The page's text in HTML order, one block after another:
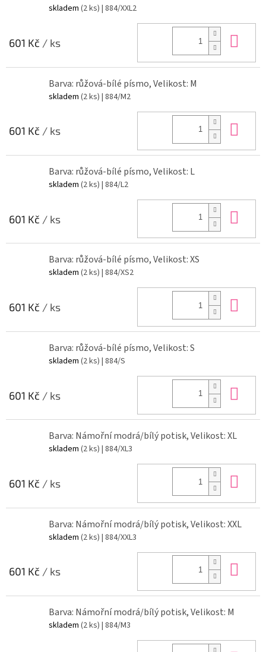
skladem (2 ks) | 884/XXL2
601 Kč / ks
Barva: růžová-bílé písmo, Velikost: M
skladem (2 ks) | 884/M2
601 Kč / ks
Barva: růžová-bílé písmo, Velikost: L
skladem (2 ks) | 884/L2
601 Kč / ks
Barva: růžová-bílé písmo, Velikost: XS
skladem (2 ks) | 884/XS2
601 Kč / ks
Barva: růžová-bílé písmo, Velikost: S
skladem (2 ks) | 884/S
601 Kč / ks
Barva: Námořní modrá/bílý potisk, Velikost: XL
skladem (2 ks) | 884/XL3
601 Kč / ks
Barva: Námořní modrá/bílý potisk, Velikost: XXL
skladem (2 ks) | 884/XXL3
601 Kč / ks
Barva: Námořní modrá/bílý potisk, Velikost: M
skladem (2 ks) | 884/M3